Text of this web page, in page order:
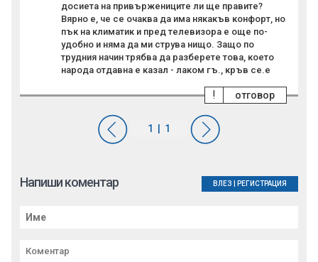
досиета на привържениците ли ще правите?
Вярно е, че се очаква да има някакъв конфорт, но
пък на климатик и пред телевизора е още по-
удобно и няма да ми струва нищо. Защо по
трудния начин трябва да разберете това, което
народа отдавна е казал - лаком гъ., кръв се.е
отговор
!
Напиши коментар ВЛЕЗ РЕГИСТРАЦИЯ